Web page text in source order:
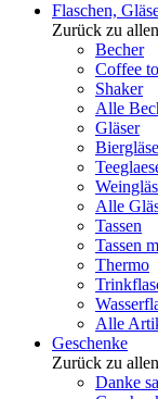
Flaschen,
Zurück zu
Becher
Coffee
Shaker
Alle
Gläser
Alle
Tassen
Tassen
Thermo
Alle
Geschenke
Zurück zu
Danke